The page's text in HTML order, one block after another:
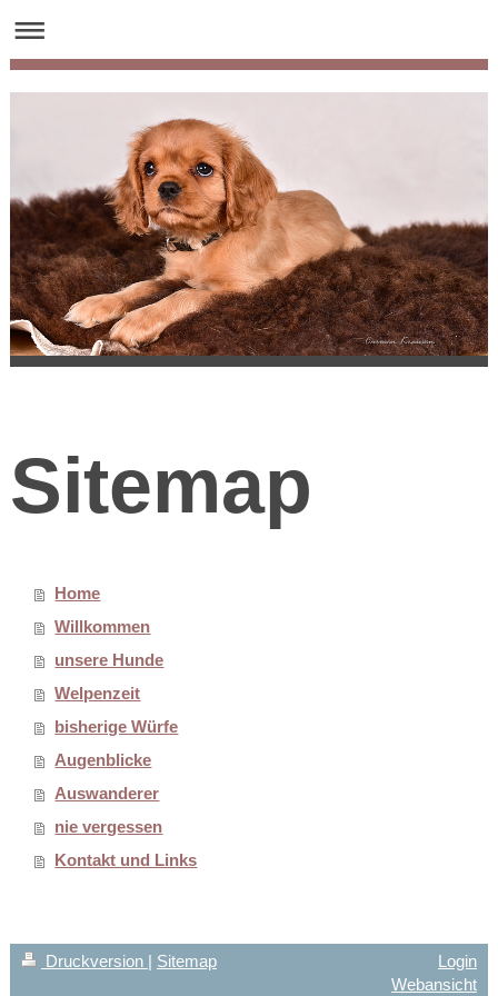
Sitemap
Home
Willkommen
unsere Hunde
Welpenzeit
bisherige Würfe
Augenblicke
Auswanderer
nie vergessen
Kontakt und Links
Druckversion | Sitemap
Login
Webansicht